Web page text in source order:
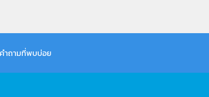
คำถามที่พบบ่อย